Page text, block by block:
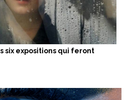
six expositions qui feront